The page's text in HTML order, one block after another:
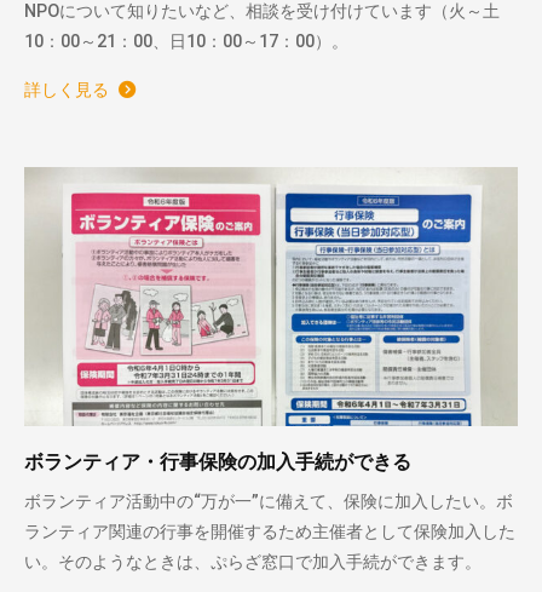
NPOについて知りたいなど、相談を受け付けています（火～土
10：00～21：00、日10：00～17：00）。
詳しく見る
ボランティア・行事保険の加入手続ができる
ボランティア活動中の“万が一”に備えて、保険に加入したい。ボ
ランティア関連の行事を開催するため主催者として保険加入した
い。そのようなときは、ぷらざ窓口で加入手続ができます。